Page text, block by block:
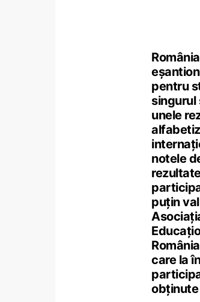
pentru
singurul
unele
notele
puțin
care la
obținute